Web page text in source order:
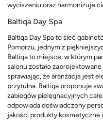
wyciszeniu oraz harmonizuje
Baltiqa Day Spa
Baltiqa Day Spa to sieć
Pomorzu, jednym z
Baltiqa to miejsce, w którym
salonu zostało
sprawiając, że aranżacja jest
przytulna. Baltiqa proponuje
zabiegów pielęgnacyjnych
odpowiada doświadczony
jakości produkty kosmetyczne